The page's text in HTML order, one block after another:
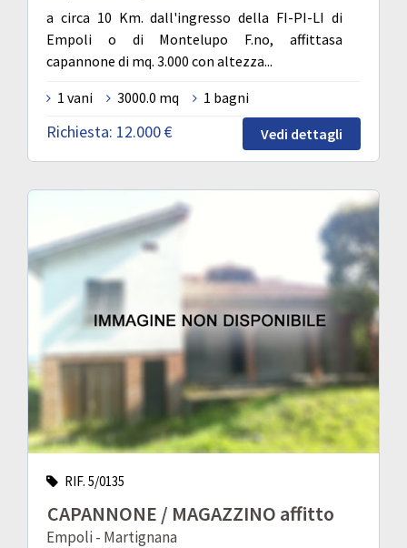
a circa 10 Km. dall'ingresso della FI-PI-LI di
Empoli o di Montelupo F.no, affittasa
capannone di mq. 3.000 con altezza...
1 vani
3000.0 mq 1 bagni
Richiesta: 12.000 € Vedi dettagli
RIF. 5/0135
CAPANNONE / MAGAZZINO affitto
Empoli - Martignana